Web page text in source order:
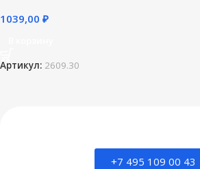
1039,00 ₽
Артикул: 2609.30
+7 495 109 00 43